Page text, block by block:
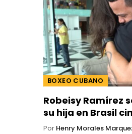
BOXEO CUBANO
Robeisy Ramírez
su hija en Brasil
Por Henry Morales